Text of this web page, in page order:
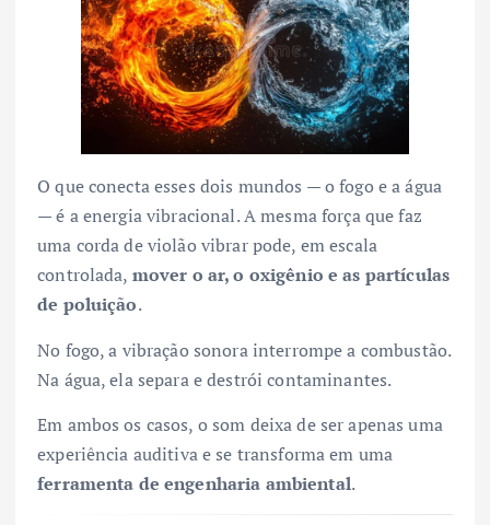
O que conecta esses dois mundos — o fogo e a água
— é a energia vibracional. A mesma força que faz
uma corda de violão vibrar pode, em escala
controlada, mover o ar, o oxigênio e as partículas
de poluição.
No fogo, a vibração sonora interrompe a combustão.
Na água, ela separa e destrói contaminantes.
Em ambos os casos, o som deixa de ser apenas uma
experiência auditiva e se transforma em uma
ferramenta de engenharia ambiental.